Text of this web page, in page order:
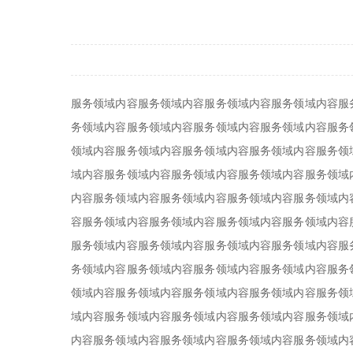
服务领域内容服务领域内容服务领域内容服务领域内容
务领域内容服务领域内容服务领域内容服务领域内容服
领域内容服务领域内容服务领域内容服务领域内容服务
域内容服务领域内容服务领域内容服务领域内容服务领
内容服务领域内容服务领域内容服务领域内容服务领域
容服务领域内容服务领域内容服务领域内容服务领域内
服务领域内容服务领域内容服务领域内容服务领域内容
务领域内容服务领域内容服务领域内容服务领域内容服
领域内容服务领域内容服务领域内容服务领域内容服务
域内容服务领域内容服务领域内容服务领域内容服务领
内容服务领域内容服务领域内容服务领域内容服务领域